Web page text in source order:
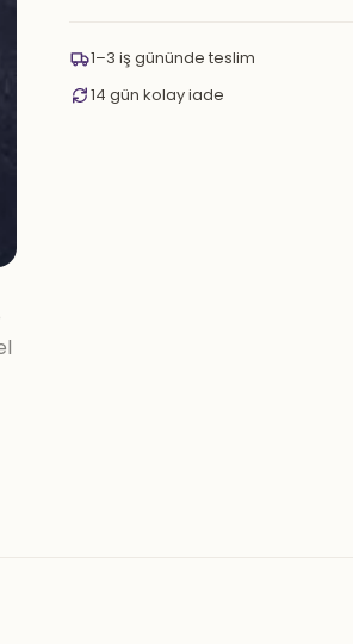
1–3 iş gününde teslim
14 gün kolay iade